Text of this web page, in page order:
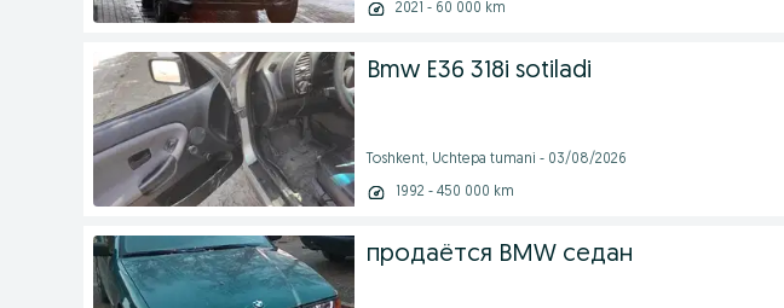
2021 - 60 000 km
Bmw E36 318i sotiladi
Toshkent, Uchtepa tumani - 03/08/2026
1992 - 450 000 km
продаётся BMW седан